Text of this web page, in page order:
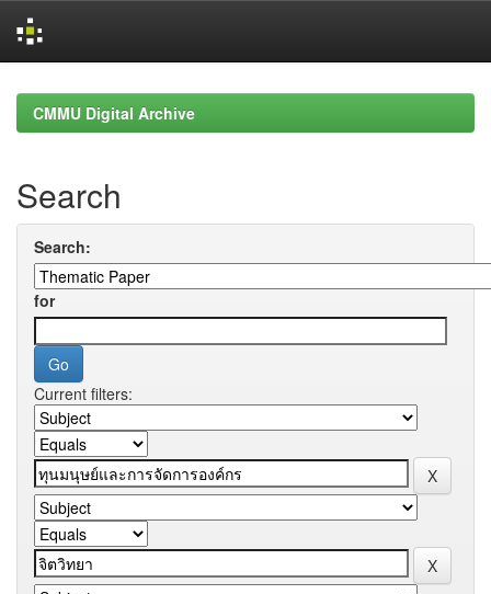
navigationCMMU Digital Archive
Search
Search:
for
Current filters: